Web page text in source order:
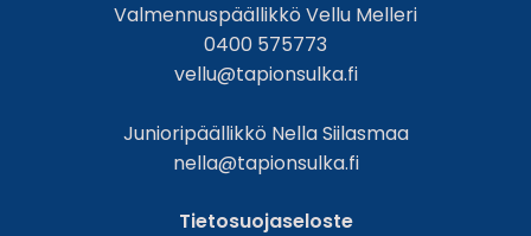
Valmennuspäällikkö Vellu Melleri
0400 575773
vellu@tapionsulka.fi
Junioripäällikkö Nella Siilasmaa
nella@tapionsulka.fi
Tietosuojaseloste